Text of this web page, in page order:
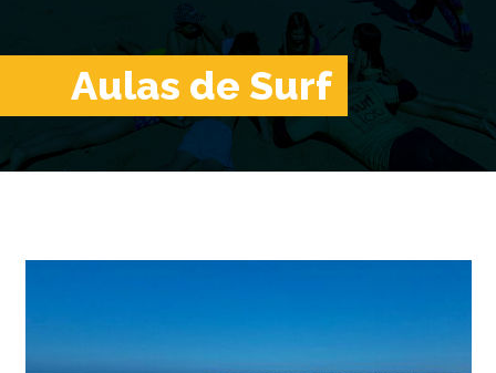
Aulas de Surf